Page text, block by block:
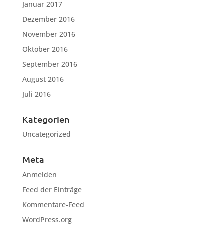
Januar 2017
Dezember 2016
November 2016
Oktober 2016
September 2016
August 2016
Juli 2016
Kategorien
Uncategorized
Meta
Anmelden
Feed der Einträge
Kommentare-Feed
WordPress.org